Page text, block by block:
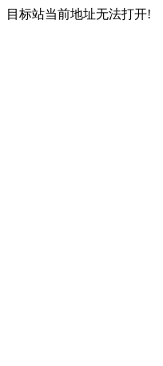
目标站当前地址无法打开!